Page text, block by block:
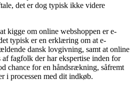
det er dog typisk ikke videre
kigge om online webshoppen er e-
typisk er en erklæring om at e-
dansk lovgivning, samt at online
af fagfolk der har ekspertise inden for
chance for en håndsrækning, såfremt
i processen med dit indkøb.